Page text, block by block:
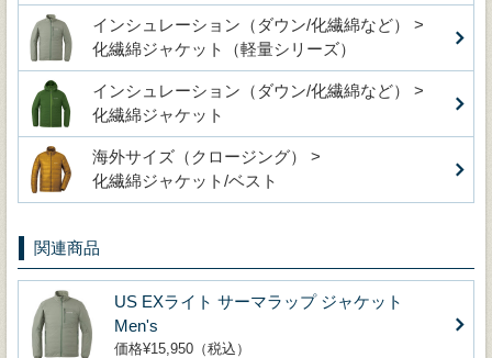
インシュレーション（ダウン/化繊綿など） >
化繊綿ジャケット（軽量シリーズ）
インシュレーション（ダウン/化繊綿など） >
化繊綿ジャケット
海外サイズ（クロージング） >
化繊綿ジャケット/ベスト
関連商品
US EXライト サーマラップ ジャケット
Men's
価格¥15,950（税込）